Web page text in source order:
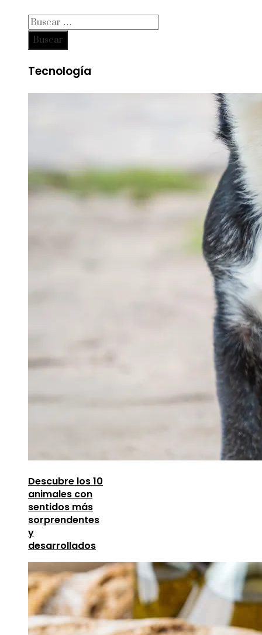
Buscar:
Tecnología
Descubre los 10
animales con
sentidos más
sorprendentes
y
desarrollados